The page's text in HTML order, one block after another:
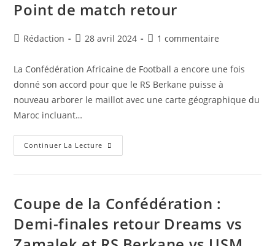
Retour
De
Demi-
Finale
Eu
Point de match retour
Auteur/autrice
la
publication :
Rédaction
Publication
28 avril 2024
Commentaires
la
publication :
1 commentaire
La Confédération Africaine de Football a encore une fois
donné son accord pour que le RS Berkane puisse à
nouveau arborer le maillot avec une carte géographique du
Maroc incluant…
Continuer La Lecture Affaire
USM
Point
Match
Retour
Coupe de la Confédération :
Demi-finales retour Dreams vs